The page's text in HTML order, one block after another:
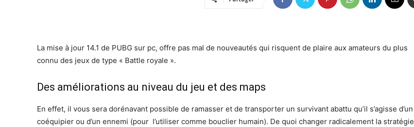
La mise à jour 14.1 de PUBG sur pc, offre pas mal de nouveautés qui risquent de plaire aux amateurs du plus
connu des jeux de type « Battle royale ».
Des améliorations au niveau du jeu et des maps
En effet, il vous sera dorénavant possible de ramasser et de transporter un survivant abattu qu’il s’agisse d’un
coéquipier ou d’un ennemi (pour l’utiliser comme bouclier humain). De quoi changer radicalement la stratégie